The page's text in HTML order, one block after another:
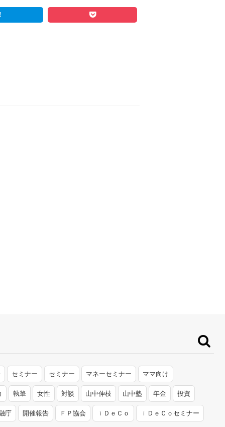
セミナー セミナー マネーセミナー ママ向け
執筆 女性 対談 山中伸枝 山中塾 年金 投資
庁 開催報告 ＦＰ協会 ｉＤｅＣｏ ｉＤｅＣｏセミナー